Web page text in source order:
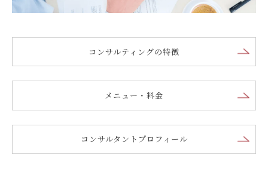
コンサルティングの特徴
メニュー・料金
コンサルタントプロフィール